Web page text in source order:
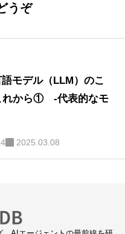
うぞ
語モデル（LLM）のこ
れから① -代表的なモ
2025.03.08